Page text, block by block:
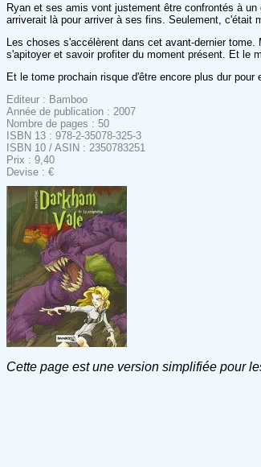
Ryan et ses amis vont justement être confrontés à
arriverait là pour arriver à ses fins. Seulement, c'était
Les choses s'accélèrent dans cet avant-dernier
s'apitoyer et savoir profiter du moment présent. Et le
Et le tome prochain risque d'être encore plus dur pour
Editeur : Bamboo
Année de publication : 2007
Nombre de pages : 50
ISBN 13 : 978-2-35078-325-3
ISBN 10 / ASIN : 2350783251
Prix : 9,40
Devise : €
Cette page est une version simplifiée pour